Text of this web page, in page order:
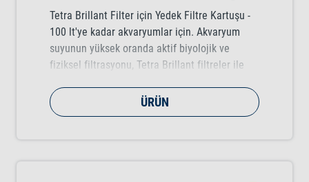
Tetra Brillant Filter için Yedek Filtre Kartuşu -
100 lt'ye kadar akvaryumlar için. Akvaryum
suyunun yüksek oranda aktif biyolojik ve
fiziksel filtrasyonu, Tetra Brillant filtreler ile
ÜRÜN